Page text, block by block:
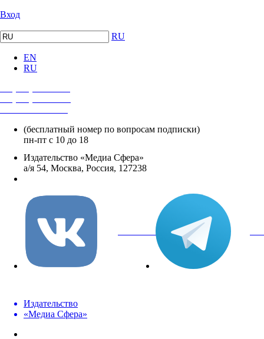
Вход
RU
EN
RU
(бесплатный номер по вопросам подписки)
пн-пт с 10 до 18
Издательство «Медиа Сфера»
а/я 54, Москва, Россия, 127238
вКонтакте
Издательство
«Медиа Сфера»